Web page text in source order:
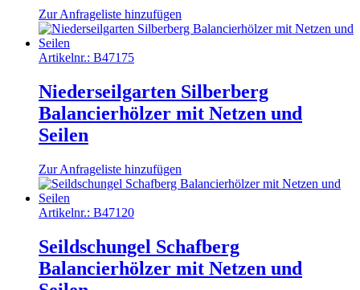
Zur Anfrageliste hinzufügen
Artikelnr.: B47175
Niederseilgarten Silberberg
Balancierhölzer mit Netzen und
Seilen
Zur Anfrageliste hinzufügen
Artikelnr.: B47120
Seildschungel Schafberg
Balancierhölzer mit Netzen und